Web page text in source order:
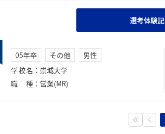
選考体験
05年卒 その他
男性
学校名 ： 崇城大学
職種 ： 営業(MR)